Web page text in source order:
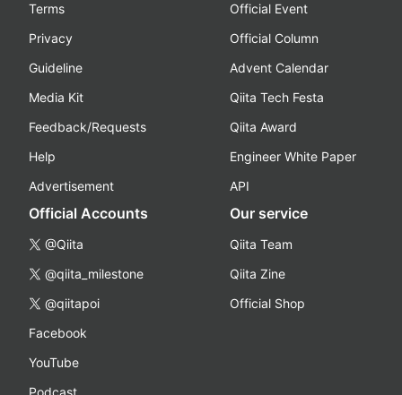
Terms
Privacy
Guideline
Media Kit
Feedback/Requests
Help
Advertisement
Official Event
Official Column
Advent Calendar
Qiita Tech Festa
Qiita Award
Engineer White Paper
API
Official Accounts
@Qiita
@qiita_milestone
@qiitapoi
Facebook
YouTube
Our service
Qiita Team
Qiita Zine
Official Shop